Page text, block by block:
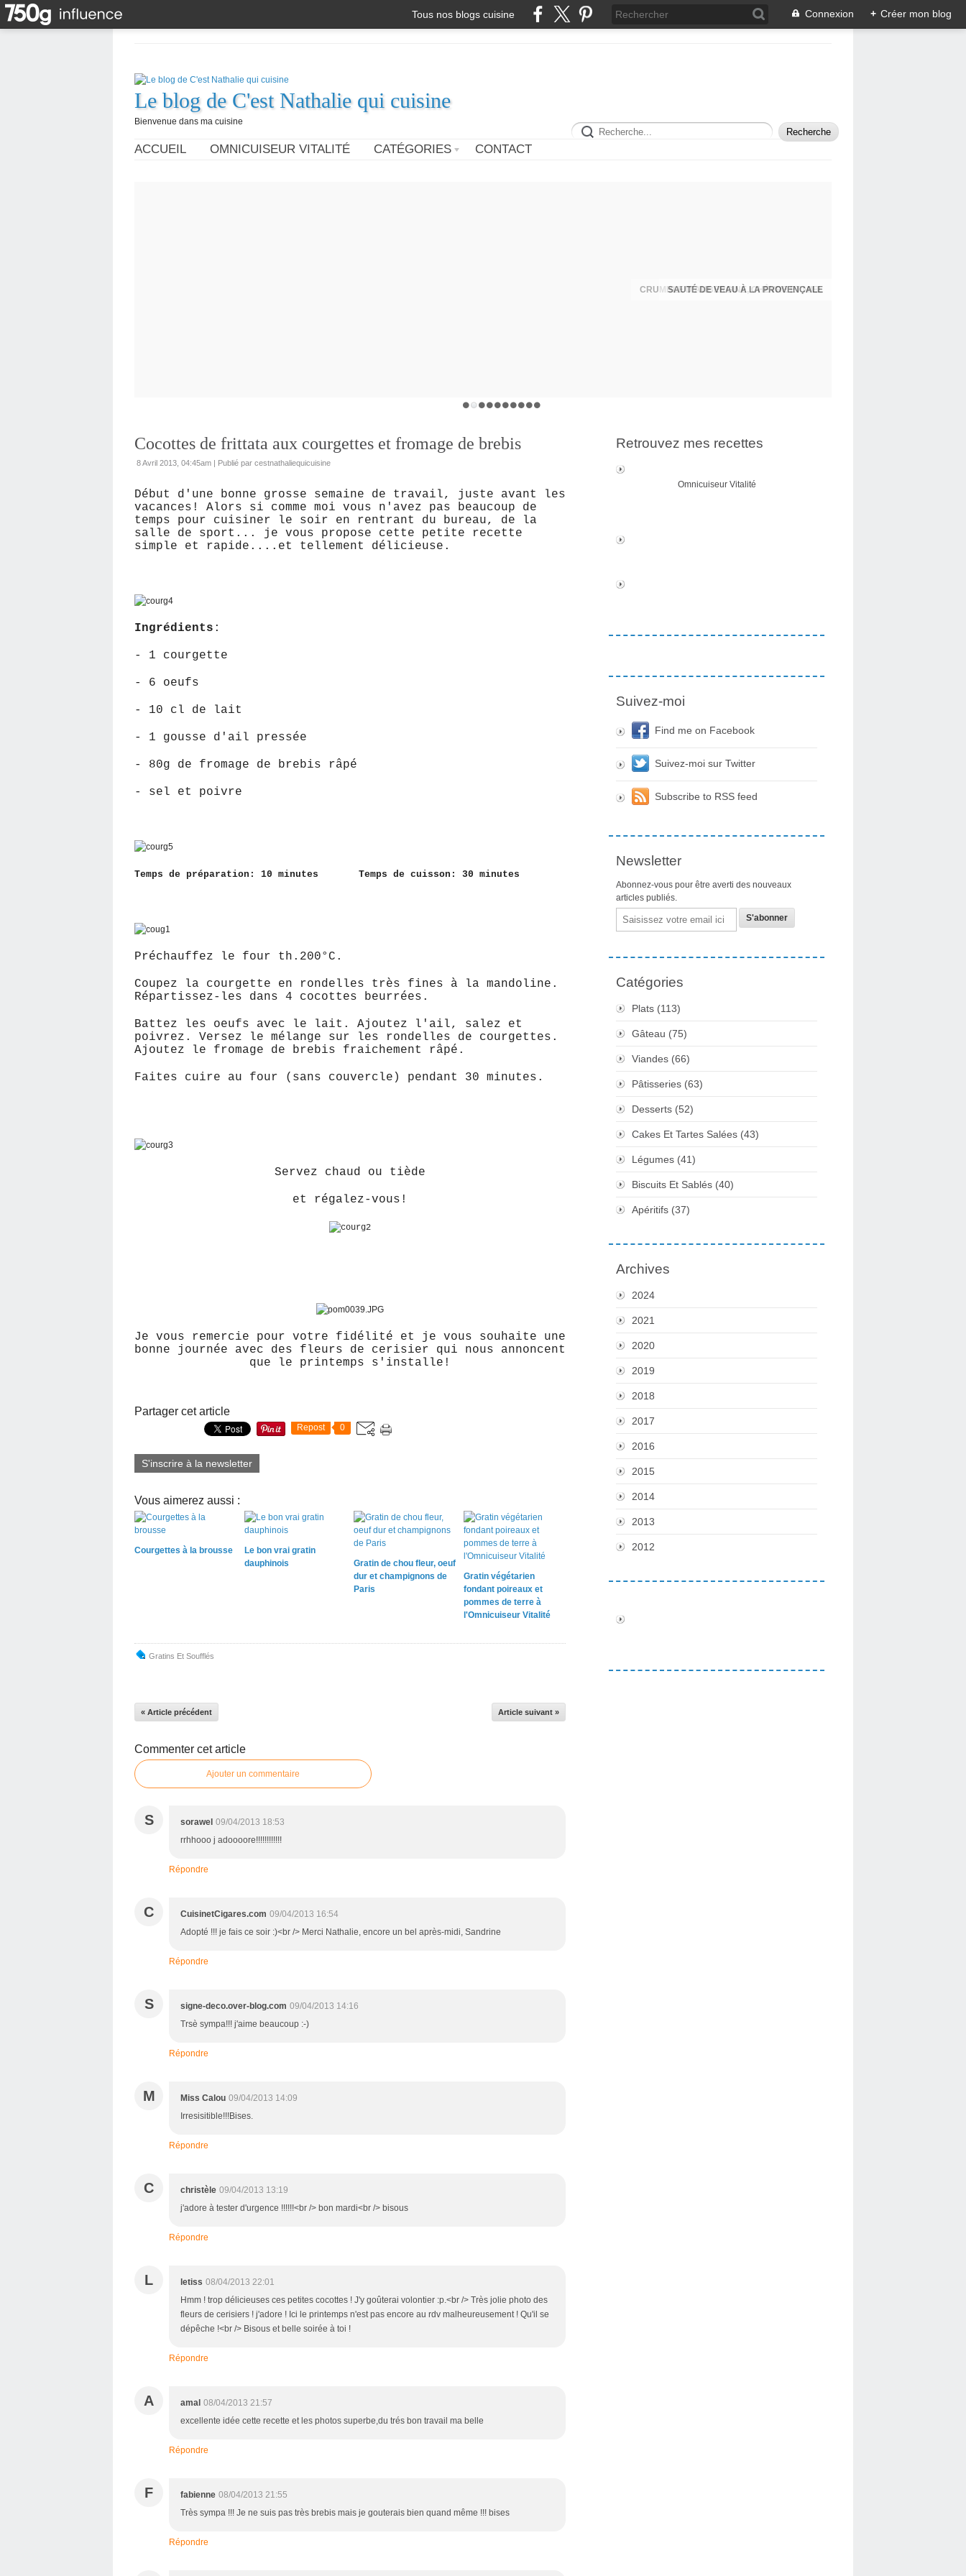
Tous nos blogs cuisine Connexion + Créer mon blog
Le blog de C'est Nathalie qui cuisine
Bienvenue dans ma cuisine
ACCUEIL OMNICUISEUR VITALITÉ CATÉGORIES CONTACT
SAUTÉ DE VEAU À LA PROVENÇALE
Cocottes de frittata aux courgettes et fromage de brebis
8 Avril 2013, 04:45am | Publié par cestnathaliequicuisine
Début d'une bonne grosse semaine de travail, juste avant les
vacances! Alors si comme moi vous n'avez pas beaucoup de
temps pour cuisiner le soir en rentrant du bureau, de la
salle de sport... je vous propose cette petite recette
simple et rapide....et tellement délicieuse.
Ingrédients :
- 1 courgette
- 6 oeufs
- 10 cl de lait
- 1 gousse d'ail pressée
- 80g de fromage de brebis râpé
- sel et poivre
Temps de préparation: 10 minutes Temps de cuisson: 30 minutes
Préchauffez le four th.200°C.
Coupez la courgette en rondelles très fines à la mandoline.
Répartissez-les dans 4 cocottes beurrées.
Battez les oeufs avec le lait. Ajoutez l'ail, salez et
poivrez. Versez le mélange sur les rondelles de courgettes.
Ajoutez le fromage de brebis fraichement râpé.
Faites cuire au four (sans couvercle) pendant 30 minutes.
Servez chaud ou tiède
et régalez-vous!
Je vous remercie pour votre fidélité et je vous souhaite une
bonne journée avec des fleurs de cerisier qui nous annoncent
que le printemps s'installe!
Partager cet article
Repost 0
S'inscrire à la newsletter
Vous aimerez aussi :
Courgettes à la brousse
Le bon vrai gratin
dauphinois
Gratin de chou fleur, oeuf
dur et champignons de
Paris
Gratin végétarien
fondant poireaux et
pommes de terre à
l'Omnicuiseur Vitalité
Gratins Et Soufflés
« Article précédent Article suivant »
Commenter cet article
Ajouter un commentaire
S sorawel 09/04/2013 18:53
rrhhooo j adoooore!!!!!!!!!!!!
Répondre
C CuisinetCigares.com 09/04/2013 16:54
Adopté !!! je fais ce soir :)<br /> Merci Nathalie, encore un bel après-midi, Sandrine
Répondre
S signe-deco.over-blog.com 09/04/2013 14:16
Trsè sympa!!! j'aime beaucoup :-)
Répondre
M Miss Calou 09/04/2013 14:09
Irresisitible!!!Bises.
Répondre
C christèle 09/04/2013 13:19
j'adore à tester d'urgence !!!!!!<br /> bon mardi<br /> bisous
Répondre
L letiss 08/04/2013 22:01
Hmm ! trop délicieuses ces petites cocottes ! J'y goûterai volontier :p.<br /> Très jolie photo des
fleurs de cerisiers ! j'adore ! Ici le printemps n'est pas encore au rdv malheureusement ! Qu'il se
dépêche !<br /> Bisous et belle soirée à toi !
Répondre
A amal 08/04/2013 21:57
excellente idée cette recette et les photos superbe,du trés bon travail ma belle
Répondre
F fabienne 08/04/2013 21:55
Très sympa !!! Je ne suis pas très brebis mais je gouterais bien quand même !!! bises
Répondre
Retrouvez mes recettes
Omnicuiseur Vitalité
Suivez-moi
Find me on Facebook
Suivez-moi sur Twitter
Subscribe to RSS feed
Newsletter
Abonnez-vous pour être averti des nouveaux
articles publiés.
Email
Catégories
Plats (113)
Gâteau (75)
Viandes (66)
Pâtisseries (63)
Desserts (52)
Cakes Et Tartes Salées (43)
Légumes (41)
Biscuits Et Sablés (40)
Apéritifs (37)
Archives
2024
2021
2020
2019
2018
2017
2016
2015
2014
2013
2012